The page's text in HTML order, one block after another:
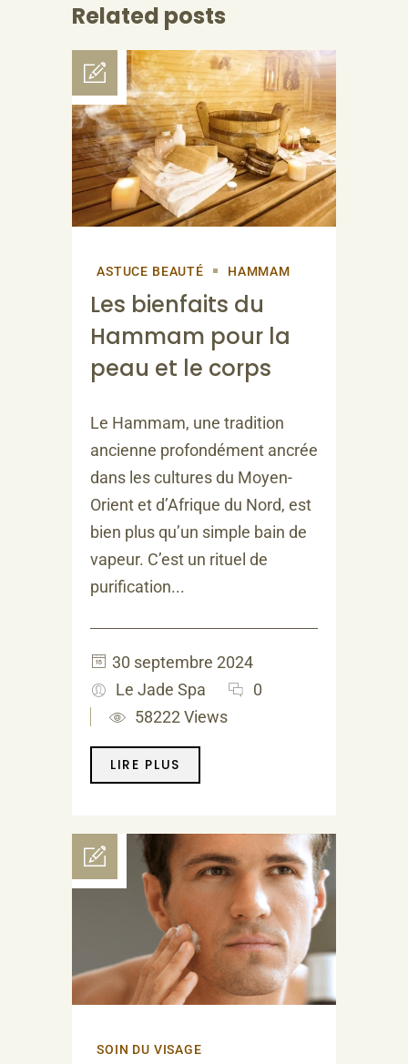
Related posts
ASTUCE BEAUTÉ HAMMAM
Les bienfaits du
Hammam pour la
peau et le corps
Le Hammam, une tradition
ancienne profondément ancrée
dans les cultures du Moyen-
Orient et d’Afrique du Nord, est
bien plus qu’un simple bain de
vapeur. C’est un rituel de
purification...
30 septembre 2024
0
Le Jade Spa
58222 Views
LIRE PLUS
SOIN DU VISAGE